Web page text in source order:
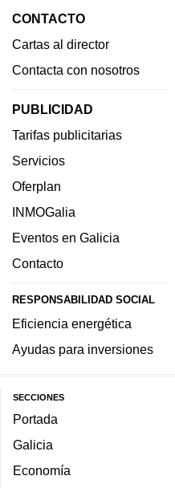
CONTACTO
Cartas al director
Contacta con nosotros
PUBLICIDAD
Tarifas publicitarias
Servicios
Oferplan
INMOGalia
Eventos en Galicia
Contacto
RESPONSABILIDAD SOCIAL
Eficiencia energética
Ayudas para inversiones
SECCIONES
Portada
Galicia
Economía